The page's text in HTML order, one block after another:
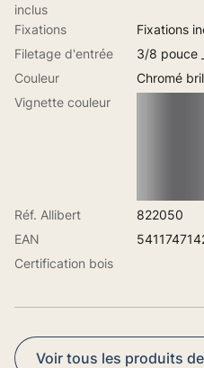
inclus
Fixations
Fixations
Filetage d'entrée
3/8 pouce
Couleur
Chromé
Vignette couleur
Réf. Allibert
822050
EAN
Certification bois
Voir tous les produits